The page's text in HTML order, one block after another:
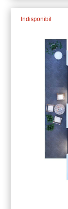
Indisponibil